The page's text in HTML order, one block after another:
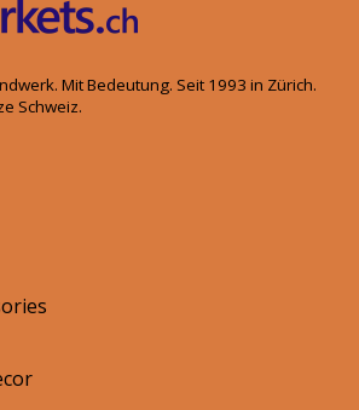
Mit Bedeutung. Seit 1993 in Zürich.
Schweiz.